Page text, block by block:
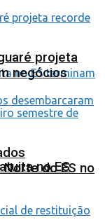
no ES
projeta
negócios
do ES no